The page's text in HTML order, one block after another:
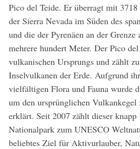
Pico del Teide. Er überragt mit
der Sierra Nevada im Süden des
und die der Pyrenäen an der
mehrere hundert Meter. Der Pico
vulkanischen Ursprungs und zählt
Inselvulkanen der Erde. Aufgrund
vielfältigen Flora und Fauna wurde
um den ursprünglichen
erklärt. Seit 2007 zählt dieser knapp
Nationalpark zum UNESCO
beliebtes Ziel für Aktivurlauber,